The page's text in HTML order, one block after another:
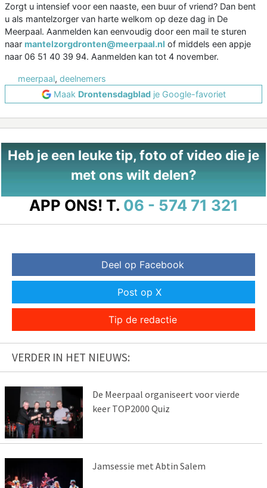
Zorgt u intensief voor een naaste, een buur of vriend? Dan bent
u als mantelzorger van harte welkom op deze dag in De
Meerpaal. Aanmelden kan eenvoudig door een mail te sturen
naar mantelzorgdronten@meerpaal.nl of middels een appje
naar 06 51 40 39 94. Aanmelden kan tot 4 november.
meerpaal, deelnemers
Maak Drontensdagbladje Google-favoriet
Heb je een leuke tip, foto of video die je
met ons wilt delen?
APP ONS! T. 06 - 574 71 321
Deel op Facebook
Post op X
Tip de redactie
VERDER IN HET NIEUWS:
De Meerpaal organiseert voor vierde
keer TOP2000 Quiz
Jamsessie met Abtin Salem